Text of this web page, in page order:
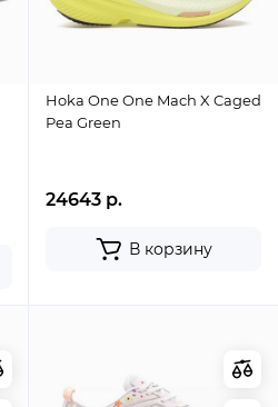
Hoka One One Mach X Caged
Pea Green
24643 р.
В корзину